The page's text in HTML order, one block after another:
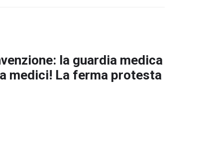
la guardia medica
medici! La ferma protesta